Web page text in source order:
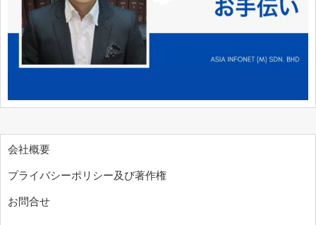
会社概要
プライバシーポリシー及び著作権
お問合せ